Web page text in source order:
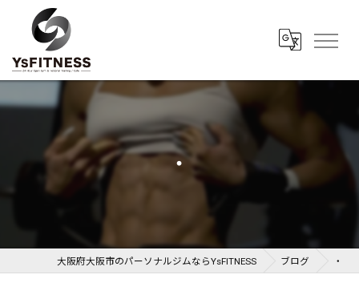
・
大阪府大阪市のパーソナルジムならYsFITNESS ブログ ・